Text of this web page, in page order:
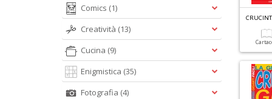
Comics (1)
Creatività (13)
Cucina (9)
Enigmistica (35)
Fotografia (4)